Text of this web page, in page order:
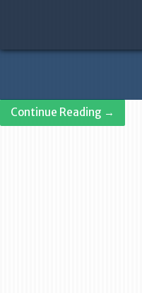
content
Continue Reading →